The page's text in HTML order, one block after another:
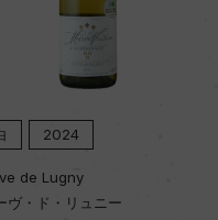
2024
de Lugny
ヴ・ド・リュニー